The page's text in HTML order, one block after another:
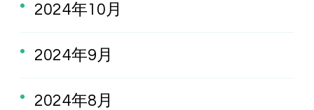
2024年10月
2024年9月
2024年8月